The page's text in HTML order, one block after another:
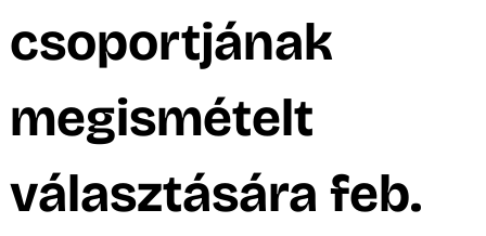
csoportjának
megismételt
választására feb.